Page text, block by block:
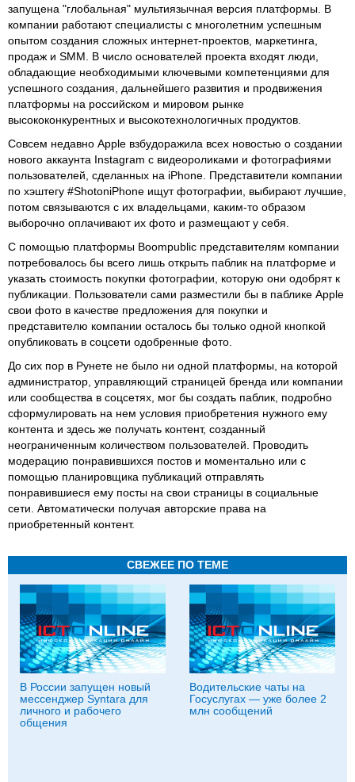
запущена "глобальная" мультиязычная версия платформы. В
компании работают специалисты с многолетним успешным
опытом создания сложных интернет-проектов, маркетинга,
продаж и SMM. В число основателей проекта входят люди,
обладающие необходимыми ключевыми компетенциями для
успешного создания, дальнейшего развития и продвижения
платформы на российском и мировом рынке
высококонкурентных и высокотехнологичных продуктов.
Совсем недавно Apple взбудоражила всех новостью о создании
нового аккаунта Instagram с видеороликами и фотографиями
пользователей, сделанных на iPhone. Представители компании
по хэштегу #ShotoniPhone ищут фотографии, выбирают лучшие,
потом связываются с их владельцами, каким-то образом
выборочно оплачивают их фото и размещают у себя.
С помощью платформы Boompublic представителям компании
потребовалось бы всего лишь открыть паблик на платформе и
указать стоимость покупки фотографии, которую они одобрят к
публикации. Пользователи сами разместили бы в паблике Apple
свои фото в качестве предложения для покупки и
представителю компании осталось бы только одной кнопкой
опубликовать в соцсети одобренные фото.
До сих пор в Рунете не было ни одной платформы, на которой
администратор, управляющий страницей бренда или компании
или сообщества в соцсетях, мог бы создать паблик, подробно
сформулировать на нем условия приобретения нужного ему
контента и здесь же получать контент, созданный
неограниченным количеством пользователей. Проводить
модерацию понравившихся постов и моментально или с
помощью планировщика публикаций отправлять
понравившиеся ему посты на свои страницы в социальные
сети. Автоматически получая авторские права на
приобретенный контент.
СВЕЖЕЕ ПО ТЕМЕ
В России запущен новый
мессенджер Syntara для
личного и рабочего
общения
Водительские чаты на
Госуслугах — уже более 2
млн сообщений